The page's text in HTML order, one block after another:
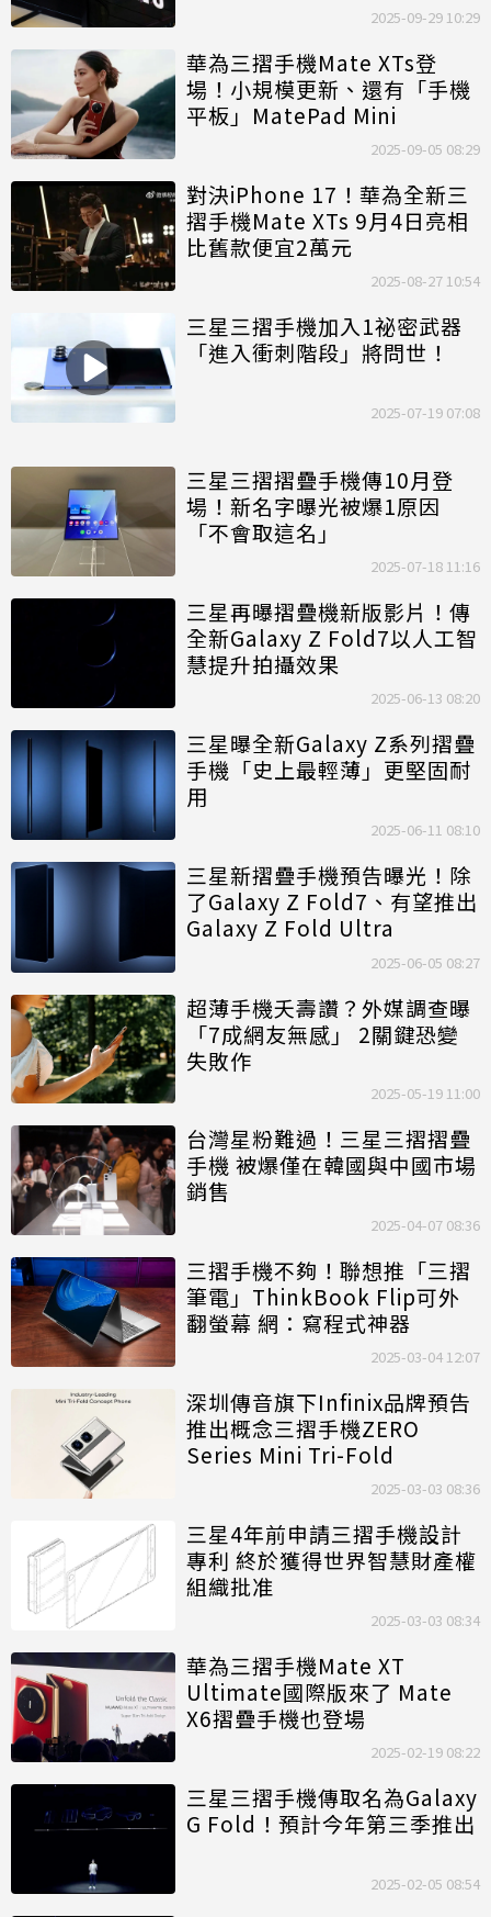
2025-09-29 10:29
華為三摺手機Mate XTs登
場！小規模更新、還有「手機
平板」MatePad Mini
2025-09-05 08:29
對決iPhone 17！華為全新三
摺手機Mate XTs 9月4日亮相
比舊款便宜2萬元
2025-08-27 10:54
三星三摺手機加入1祕密武器
「進入衝刺階段」將問世！
2025-07-19 07:08
三星三摺摺疊手機傳10月登
場！新名字曝光被爆1原因
「不會取這名」
2025-07-18 11:16
三星再曝摺疊機新版影片！傳
全新Galaxy Z Fold7以人工智
慧提升拍攝效果
2025-06-13 08:20
三星曝全新Galaxy Z系列摺疊
手機「史上最輕薄」更堅固耐
用
2025-06-11 08:10
三星新摺疊手機預告曝光！除
了Galaxy Z Fold7、有望推出
Galaxy Z Fold Ultra
2025-06-05 08:27
超薄手機夭壽讚？外媒調查曝
「7成網友無感」 2關鍵恐變
失敗作
2025-05-19 11:00
台灣星粉難過！三星三摺摺疊
手機 被爆僅在韓國與中國市場
銷售
2025-04-07 08:36
三摺手機不夠！聯想推「三摺
筆電」ThinkBook Flip可外
翻螢幕 網：寫程式神器
2025-03-04 12:07
深圳傳音旗下Infinix品牌預告
推出概念三摺手機ZERO
Series Mini Tri-Fold
2025-03-03 08:36
三星4年前申請三摺手機設計
專利 終於獲得世界智慧財產權
組織批准
2025-03-03 08:34
華為三摺手機Mate XT
Ultimate國際版來了 Mate
X6摺疊手機也登場
2025-02-19 08:22
三星三摺手機傳取名為Galaxy
G Fold！預計今年第三季推出
2025-02-05 08:54